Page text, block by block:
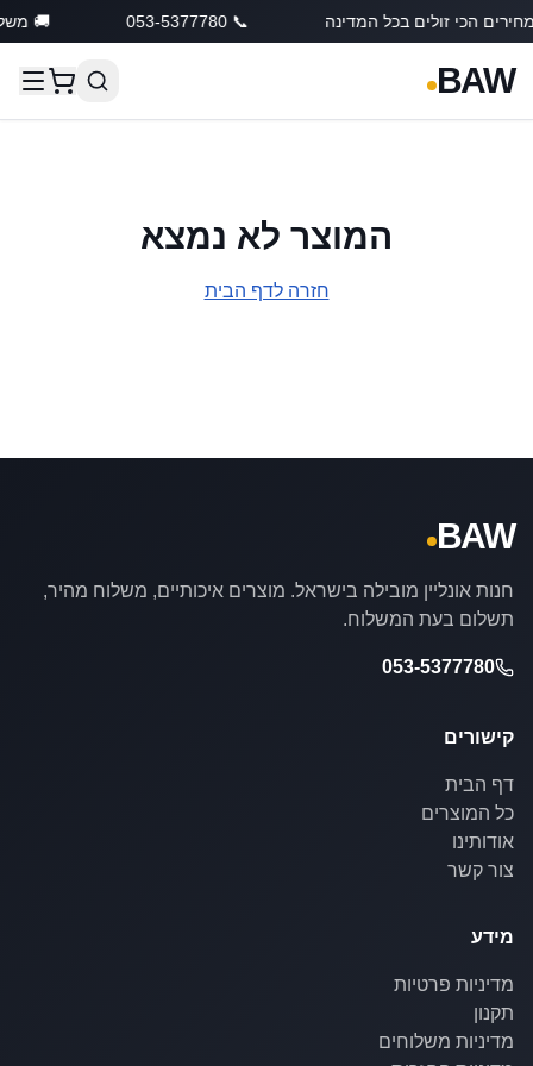
הכי זולים בכל המדינה 📞 053-5377780
🚚
BAW
המוצר לא נמצא
חזרה לדף הבית
BAW
חנות אונליין מובילה בישראל. מוצרים איכותיים, משלוח מהיר,
תשלום בעת המשלוח.
053-5377780
קישורים
דף הבית
כל המוצרים
אודותינו
צור קשר
מידע
מדיניות פרטיות
תקנון
מדיניות משלוחים